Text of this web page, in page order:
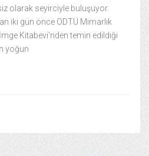
olarak seyirciyle buluşuyor.
iki gün önce ODTÜ Mimarlık
Kitabevi’nden temin edildiği
yoğun